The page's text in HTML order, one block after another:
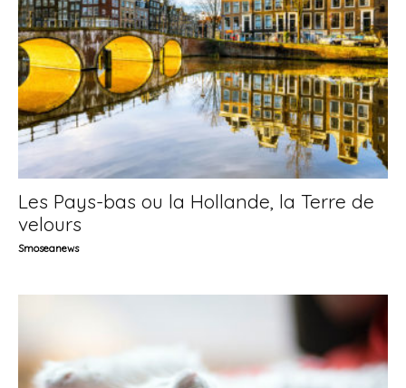
Les Pays-bas ou la Hollande, la Terre de
velours
Smoseanews